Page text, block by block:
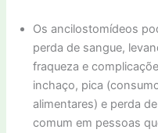
Os ancilostomídeos
perda de sangue,
fraqueza e
inchaço, pica
alimentares) e perda
comum em pessoas